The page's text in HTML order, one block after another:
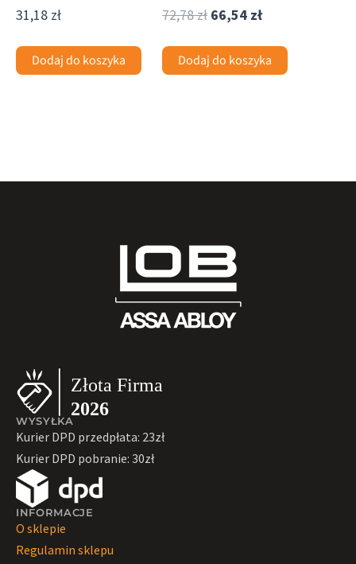
31,18 zł
Dodaj do koszyka
72,78zł 66,54 zł
Dodaj do koszyka
WYSYŁKA
Kurier DPD przedpłata: 23zł
Kurier DPD pobranie: 30zł
INFORMACJE
O sklepie
Regulamin sklepu